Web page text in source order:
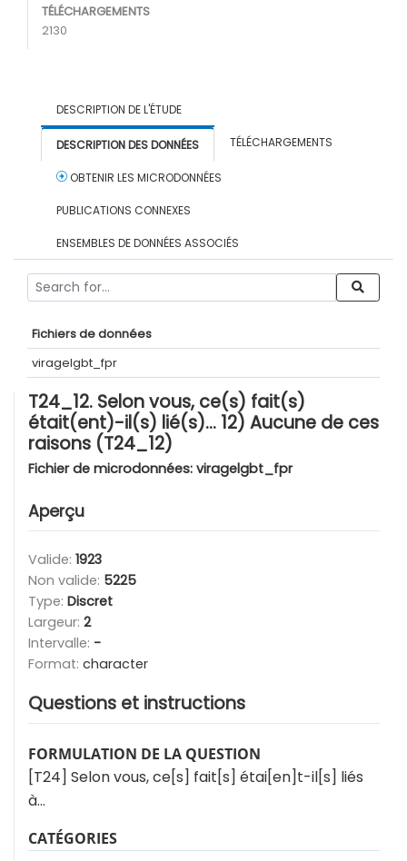
TÉLÉCHARGEMENTS
2130
DESCRIPTION DE L'ÉTUDE
DESCRIPTION DES DONNÉES TÉLÉCHARGEMENTS
OBTENIR LES MICRODONNÉES
PUBLICATIONS CONNEXES
ENSEMBLES DE DONNÉES ASSOCIÉS
Fichiers de données
viragelgbt_fpr
T24_12. Selon vous, ce(s) fait(s)
était(ent)-il(s) lié(s)… 12) Aucune de ces
raisons (T24_12)
Fichier de microdonnées: viragelgbt_fpr
Aperçu
Valide: 1923
Non valide: 5225
Type: Discret
Largeur: 2
Intervalle: -
Format: character
Questions et instructions
FORMULATION DE LA QUESTION
[T24] Selon vous, ce[s] fait[s] étai[en]t-il[s] liés
à…
CATÉGORIES